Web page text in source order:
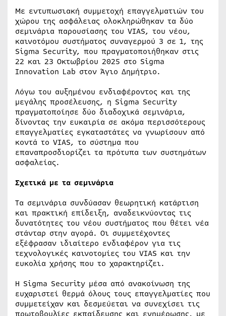
Με εντυπωσιακή συμμετοχή επαγγελματιών του
χώρου της ασφάλειας ολοκληρώθηκαν τα δύο
σεμινάρια παρουσίασης του VIAS, του νέου,
καινοτόμου συστήματος συναγερμού 3 σε 1, της
Sigma Security, που πραγματοποιήθηκαν στις
22 και 23 Οκτωβρίου 2025 στο Sigma
Innovation Lab στον Άγιο Δημήτριο.
Λόγω του αυξημένου ενδιαφέροντος και της
μεγάλης προσέλευσης, η Sigma Security
πραγματοποίησε δύο διαδοχικά σεμινάρια,
δίνοντας την ευκαιρία σε ακόμα περισσότερους
επαγγελματίες εγκαταστάτες να γνωρίσουν από
κοντά το VIAS, το σύστημα που
επαναπροσδιορίζει τα πρότυπα των συστημάτων
ασφαλείας.
Σχετικά με τα σεμινάρια
Τα σεμινάρια συνδύασαν θεωρητική κατάρτιση
και πρακτική επίδειξη, αναδεικνύοντας τις
δυνατότητες του νέου συστήματος που θέτει νέα
στάνταρ στην αγορά. Οι συμμετέχοντες
εξέφρασαν ιδιαίτερο ενδιαφέρον για τις
τεχνολογικές καινοτομίες του VIAS και την
ευκολία χρήσης που το χαρακτηρίζει.
Η Sigma Security μέσα από ανακοίνωση της
ευχαριστεί θερμά όλους τους επαγγελματίες που
συμμετείχαν και δεσμεύεται να συνεχίσει τις